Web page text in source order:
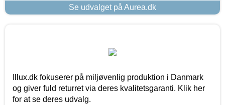
Se udvalget på Aurea.dk
Illux.dk fokuserer på miljøvenlig produktion i Danmark
og giver fuld returret via deres kvalitetsgaranti. Klik her
for at se deres udvalg.